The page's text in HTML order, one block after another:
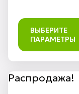
ВЫБЕРИТЕ
ПАРАМЕТРЫ
Распродажа!